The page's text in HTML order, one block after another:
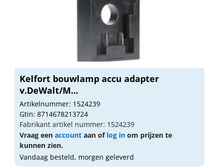
Kelfort bouwlamp accu adapter
v.DeWalt/M...
Artikelnummer: 1524239
Gtin: 8714678213724
Fabrikant artikel nummer: 1524239
Vraag een account aan of log in om prijzen te
kunnen zien.
Vandaag besteld, morgen geleverd